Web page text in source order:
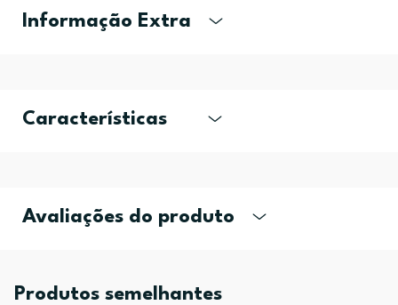
Informação Extra
Características
Avaliações do produto
Produtos semelhantes